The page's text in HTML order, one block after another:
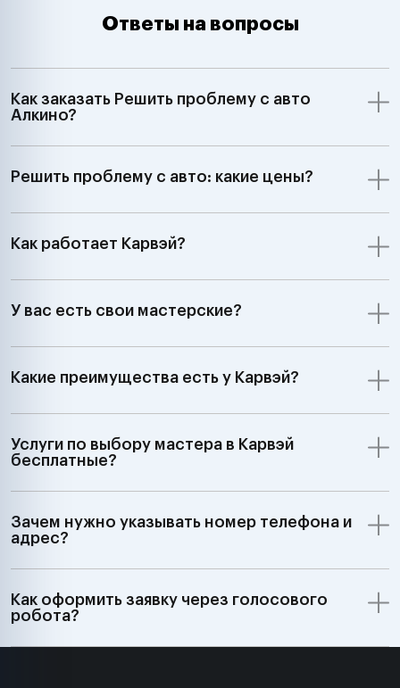
Ответы на вопросы
Как заказать Решить проблему с авто
Алкино?
Решить проблему с авто: какие цены?
Как работает Карвэй?
У вас есть свои мастерские?
Какие преимущества есть у Карвэй?
Услуги по выбору мастера в Карвэй
бесплатные?
Зачем нужно указывать номер телефона и
адрес?
Как оформить заявку через голосового
робота?